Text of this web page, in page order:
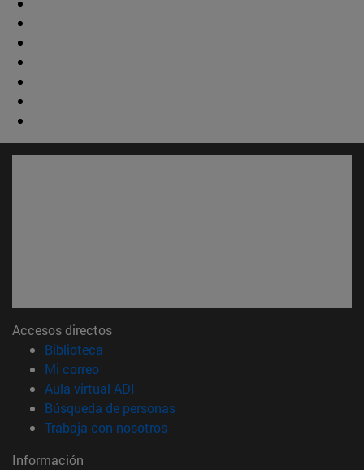
Accesos directos
Biblioteca
Mi correo(abre en nueva ventana)
Aula virtual ADI
Búsqueda de personas(abre en nueva ventana)
Trabaja con nosotros(abre en nueva ventana)
Información